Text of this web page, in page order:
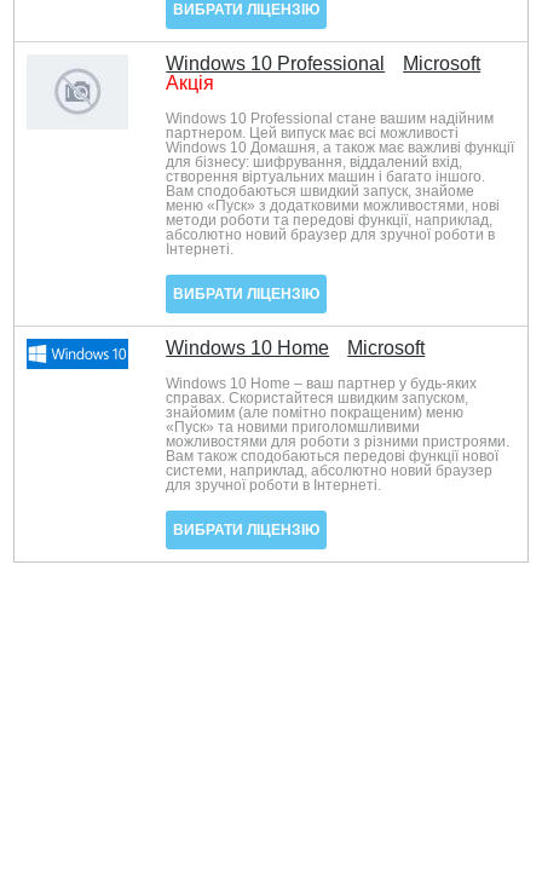
ВИБРАТИ ЛІЦЕНЗІЮ
Windows 10 Professional
Microsoft
Акція
Windows 10 Professional стане вашим надійним
партнером. Цей випуск має всі можливості
Windows 10 Домашня, а також має важливі функції
для бізнесу: шифрування, віддалений вхід,
створення віртуальних машин і багато іншого.
Вам сподобаються швидкий запуск, знайоме
меню «Пуск» з додатковими можливостями, нові
методи роботи та передові функції, наприклад,
абсолютно новий браузер для зручної роботи в
Інтернеті.
ВИБРАТИ ЛІЦЕНЗІЮ
Windows 10 Home Microsoft
Windows 10 Home – ваш партнер у будь-яких
справах. Скористайтеся швидким запуском,
знайомим (але помітно покращеним) меню
«Пуск» та новими приголомшливими
можливостями для роботи з різними пристроями.
Вам також сподобаються передові функції нової
системи, наприклад, абсолютно новий браузер
для зручної роботи в Інтернеті.
ВИБРАТИ ЛІЦЕНЗІЮ